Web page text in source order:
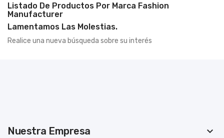
Listado De Productos Por Marca Fashion
Manufacturer
Lamentamos Las Molestias.
Realice una nueva búsqueda sobre su interés
Nuestra Empresa keyboard_arrow_down